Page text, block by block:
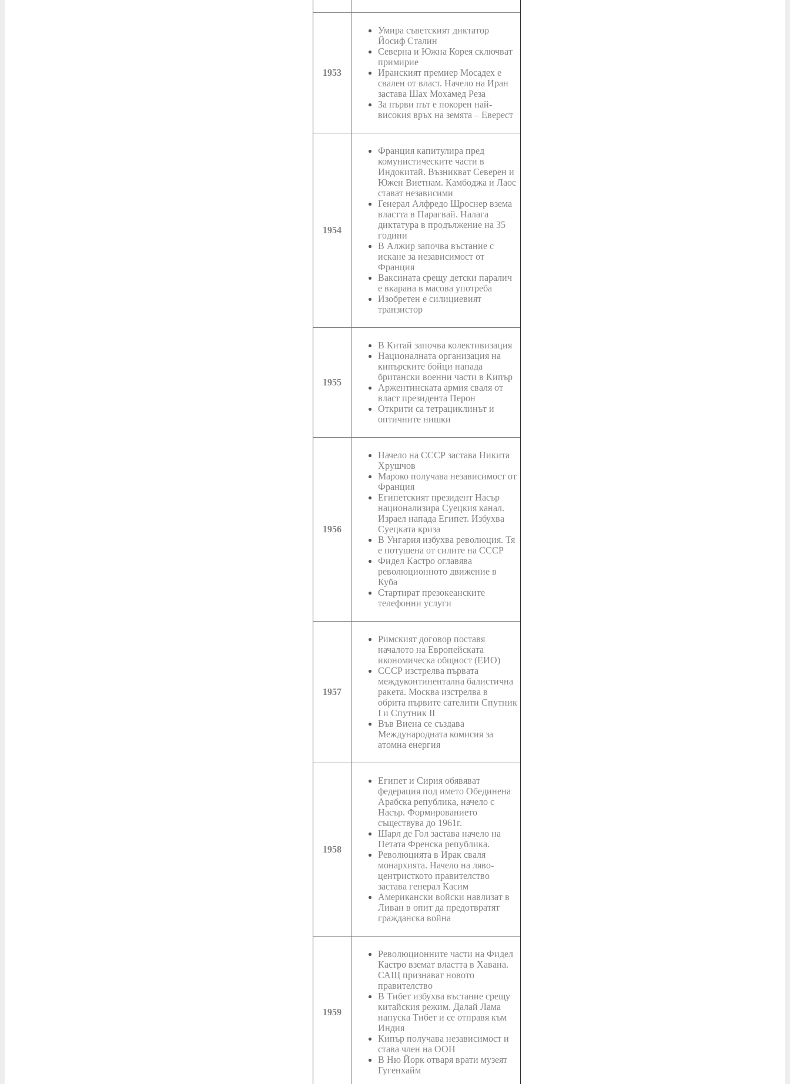
1953
Умира съветският диктатор
Йосиф Сталин
Северна и Южна Корея сключват
примирие
Иранският премиер Мосадех е
свален от власт. Начело на Иран
застава Шах Мохамед Реза
За първи път е покорен най-
високия връх на земята – Еверест
1954
Франция капитулира пред
комунистическите части в
Индокитай. Възникват Северен и
Южен Виетнам. Камбоджа и Лаос
стават независими
Генерал Алфредо Щроснер взема
властта в Парагвай. Налага
диктатура в продължение на 35
години
В Алжир започва въстание с
искане за независимост от
Франция
Ваксината срещу детски паралич
е вкарана в масова употреба
Изобретен е силициевият
транзистор
1955
В Китай започва колективизация
Националната организация на
кипърските бойци напада
британски военни части в Кипър
Аржентинската армия сваля от
власт президента Перон
Открити са тетрациклинът и
оптичните нишки
1956
Начело на СССР застава Никита
Хрушчов
Мароко получава независимост от
Франция
Египетският президент Насър
национализира Суецкия канал.
Израел напада Египет. Избухва
Суецката криза
В Унгария избухва революция. Тя
е потушена от силите на СССР
Фидел Кастро оглавява
революционното движение в
Куба
Стартират презокеанските
телефонни услуги
1957
Римският договор поставя
началото на Европейската
икономическа общност (ЕИО)
СССР изстрелва първата
междуконтинентална балистична
ракета. Москва изстрелва в
обрита първите сателити Спутник
I и Спутник II
Във Виена се създава
Международната комисия за
атомна енергия
1958
Египет и Сирия обявяват
федерация под името Обединена
Арабска република, начело с
Насър. Формированието
съществува до 1961г.
Шарл де Гол застава начело на
Петата Френска република.
Революцията в Ирак сваля
монархията. Начело на ляво-
центристкото правителство
застава генерал Касим
Американски войски навлизат в
Ливан в опит да предотвратят
гражданска война
1959
Революционните части на Фидел
Кастро вземат властта в Хавана.
САЩ признават новото
правителство
В Тибет избухва въстание срещу
китайския режим. Далай Лама
напуска Тибет и се отправя към
Индия
Кипър получава независимост и
става член на ООН
В Ню Йорк отваря врати музеят
Гугенхайм